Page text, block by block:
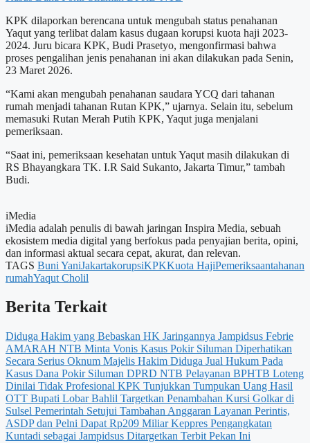
KPK dilaporkan berencana untuk mengubah status penahanan
Yaqut yang terlibat dalam kasus dugaan korupsi kuota haji 2023-
2024. Juru bicara KPK, Budi Prasetyo, mengonfirmasi bahwa
proses pengalihan jenis penahanan ini akan dilakukan pada Senin,
23 Maret 2026.
“Kami akan mengubah penahanan saudara YCQ dari tahanan
rumah menjadi tahanan Rutan KPK,” ujarnya. Selain itu, sebelum
memasuki Rutan Merah Putih KPK, Yaqut juga menjalani
pemeriksaan.
“Saat ini, pemeriksaan kesehatan untuk Yaqut masih dilakukan di
RS Bhayangkara TK. I.R Said Sukanto, Jakarta Timur,” tambah
Budi.
iMedia
iMedia adalah penulis di bawah jaringan Inspira Media, sebuah
ekosistem media digital yang berfokus pada penyajian berita, opini,
dan informasi aktual secara cepat, akurat, dan relevan.
TAGS Buni YaniJakartakorupsiKPKKuota HajiPemeriksaantahanan
rumahYaqut Cholil
Berita Terkait
Diduga Hakim yang Bebaskan HK Jaringannya Jampidsus Febrie
AMARAH NTB Minta Vonis Kasus Pokir Siluman Diperhatikan
Secara Serius Oknum Majelis Hakim Diduga Jual Hukum Pada
Kasus Dana Pokir Siluman DPRD NTB Pelayanan BPHTB Loteng
Dinilai Tidak Profesional KPK Tunjukkan Tumpukan Uang Hasil
OTT Bupati LobarBahlil Targetkan Penambahan Kursi Golkar di
Sulsel Pemerintah Setujui Tambahan Anggaran Layanan Perintis,
ASDP dan Pelni Dapat Rp209 MiliarKeppres Pengangkatan
Kuntadi sebagai Jampidsus Ditargetkan Terbit Pekan Ini